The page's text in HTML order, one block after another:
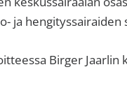
ja hengityssairaiden
Birger Jaarlin